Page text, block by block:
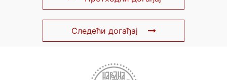
Следећи догађај